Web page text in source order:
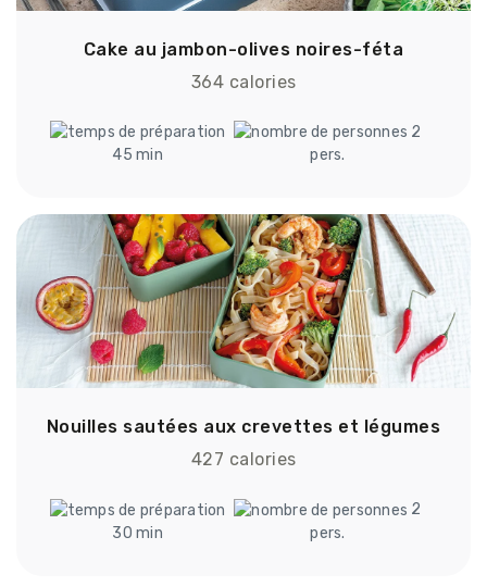
Cake au jambon-olives noires-féta
364 calories
45 min
2
pers.
Nouilles sautées aux crevettes et légumes
427 calories
30 min
2
pers.